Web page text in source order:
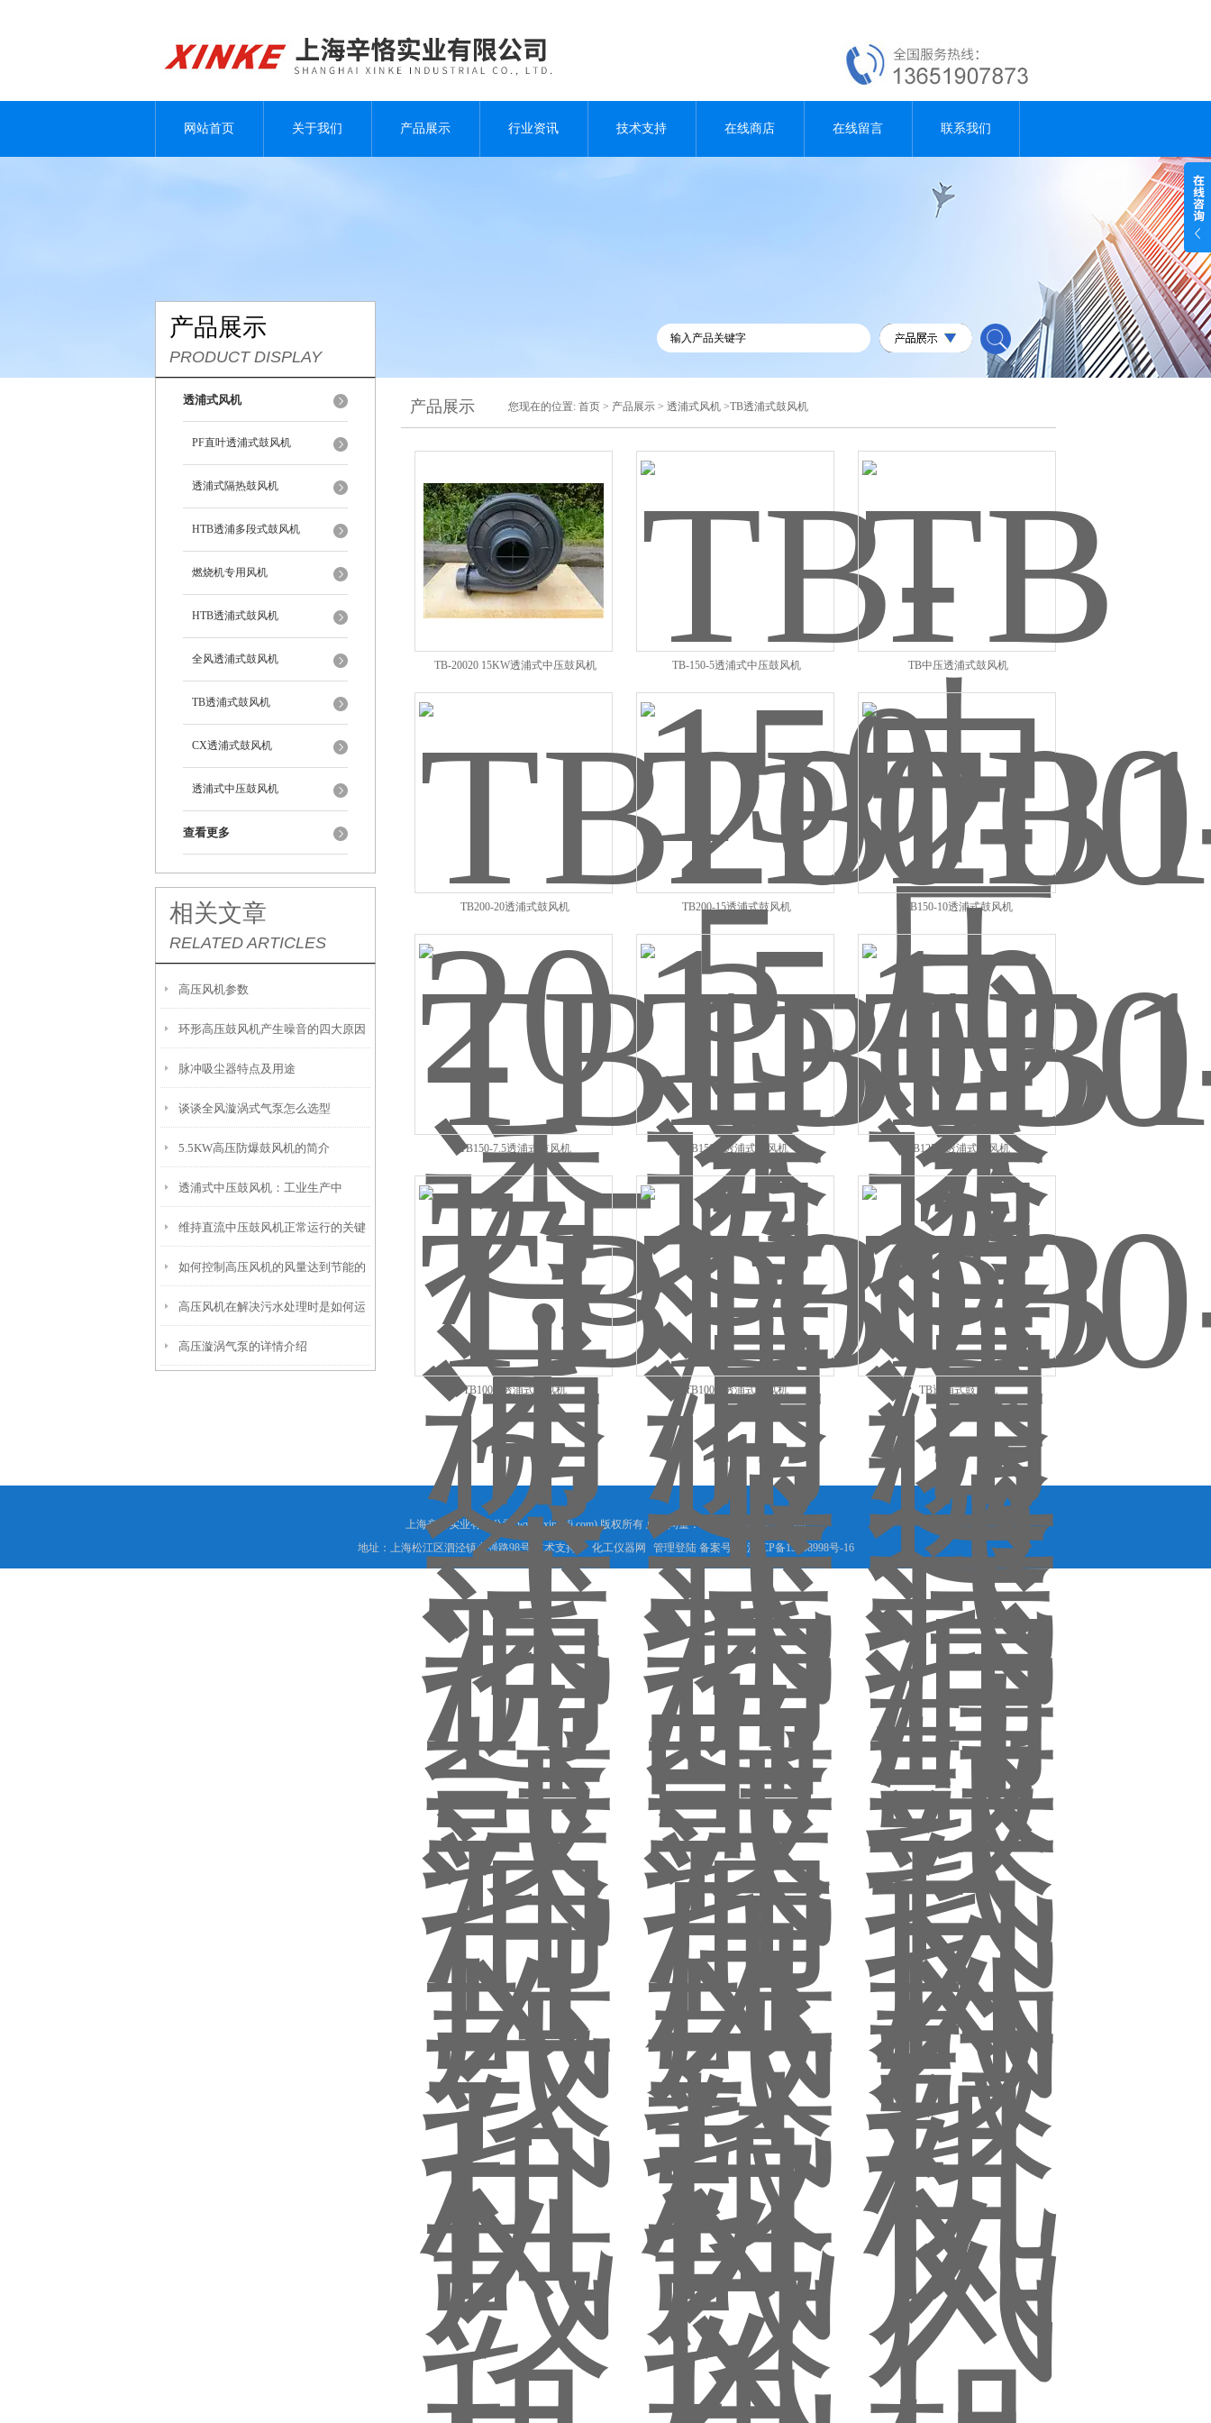
网站首页 关于我们 产品展示 行业资讯 技术支持 在线商店 在线留言 联系我们
产品展示
PRODUCT DISPLAY
透浦式风机
PF直叶透浦式鼓风机
透浦式隔热鼓风机
HTB透浦多段式鼓风机
燃烧机专用风机
HTB透浦式鼓风机
全风透浦式鼓风机
TB透浦式鼓风机
CX透浦式鼓风机
透浦式中压鼓风机
查看更多
相关文章
RELATED ARTICLES
高压风机参数
环形高压鼓风机产生噪音的四大原因
脉冲吸尘器特点及用途
谈谈全风漩涡式气泵怎么选型
5.5KW高压防爆鼓风机的简介
透浦式中压鼓风机：工业生产中
的“动力之源”
维持直流中压鼓风机正常运行的关键
因素是什么？
如何控制高压风机的风量达到节能的
效果
高压风机在解决污水处理时是如何运
作
高压漩涡气泵的详情介绍
产品展示 您现在的位置: 首页 > 产品展示 > 透浦式风机 >TB透浦式鼓风机
TB-20020 15KW透浦式中压鼓风机 TB-150-5透浦式中压鼓风机 TB中压透浦式鼓风机
TB200-20透浦式鼓风机 TB200-15透浦式鼓风机 TB150-10透浦式鼓风机
TB150-7.5透浦式鼓风机 TB150-5透浦式鼓风机 TB125-3透浦式鼓风机
TB100-2透浦式鼓风机 TB100-1透浦式鼓风机 TB透浦式鼓风机
上海辛恪实业有限公司(www.xinkefj.com) 版权所有 总访问量：
GoogleSitemap
地址：上海松江区泗泾镇永强路98号 技术支持： 化工仪器网 管理登陆备案号： 沪ICP备15008998号-16